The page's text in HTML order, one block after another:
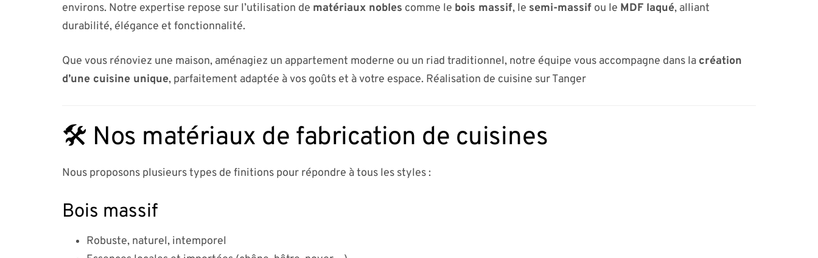
environs. Notre expertise repose sur l’utilisation de matériaux nobles comme le bois massif, le semi-massif ou le MDF laqué, alliant
durabilité, élégance et fonctionnalité.
Que vous rénoviez une maison, aménagiez un appartement moderne ou un riad traditionnel, notre équipe vous accompagne dans la création
d’une cuisine unique, parfaitement adaptée à vos goûts et à votre espace. Réalisation de cuisine sur Tanger
🛠️ Nos matériaux de fabrication de cuisines
Nous proposons plusieurs types de finitions pour répondre à tous les styles :
Bois massif
Robuste, naturel, intemporel